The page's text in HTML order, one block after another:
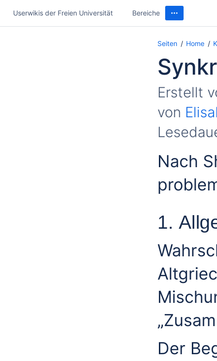
Userwikis der Freien Universität Bereiche
Seiten Home
Erstellt
von
Nach
1.
Der